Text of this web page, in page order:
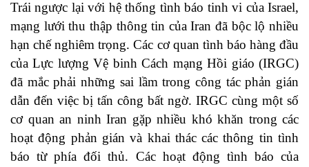
Trái ngược lại với hệ thống tình báo tinh vi của Israel,
mạng lưới thu thập thông tin của Iran đã bộc lộ nhiều
hạn chế nghiêm trọng. Các cơ quan tình báo hàng đầu
của Lực lượng Vệ binh Cách mạng Hồi giáo (IRGC)
đã mắc phải những sai lầm trong công tác phản gián
dẫn đến việc bị tấn công bất ngờ. IRGC cùng một số
cơ quan an ninh Iran gặp nhiều khó khăn trong các
hoạt động phản gián và khai thác các thông tin tình
báo từ phía đối thủ. Các hoạt động tình báo của